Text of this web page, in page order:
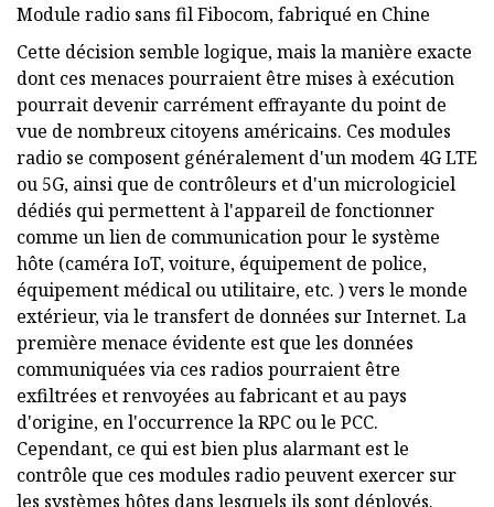
Module radio sans fil Fibocom, fabriqué en Chine
Cette décision semble logique, mais la manière exacte
dont ces menaces pourraient être mises à exécution
pourrait devenir carrément effrayante du point de
vue de nombreux citoyens américains. Ces modules
radio se composent généralement d'un modem 4G LTE
ou 5G, ainsi que de contrôleurs et d'un micrologiciel
dédiés qui permettent à l'appareil de fonctionner
comme un lien de communication pour le système
hôte (caméra IoT, voiture, équipement de police,
équipement médical ou utilitaire, etc. ) vers le monde
extérieur, via le transfert de données sur Internet. La
première menace évidente est que les données
communiquées via ces radios pourraient être
exfiltrées et renvoyées au fabricant et au pays
d'origine, en l'occurrence la RPC ou le PCC.
Cependant, ce qui est bien plus alarmant est le
contrôle que ces modules radio peuvent exercer sur
les systèmes hôtes dans lesquels ils sont déployés.